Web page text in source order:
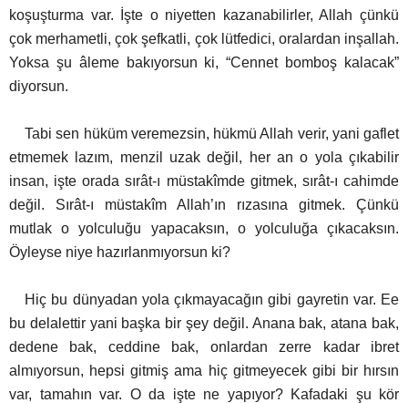
koşuşturma var. İşte o niyetten kazanabilirler, Allah çünkü
çok merhametli, çok şefkatli, çok lütfedici, oralardan inşallah.
Yoksa şu âleme bakıyorsun ki, “Cennet bomboş kalacak”
diyorsun.
Tabi sen hüküm veremezsin, hükmü Allah verir, yani gaflet
etmemek lazım, menzil uzak değil, her an o yola çıkabilir
insan, işte orada sırât-ı müstakîmde gitmek, sırât-ı cahimde
değil. Sırât-ı müstakîm Allah’ın rızasına gitmek. Çünkü
mutlak o yolculuğu yapacaksın, o yolculuğa çıkacaksın.
Öyleyse niye hazırlanmıyorsun ki?
Hiç bu dünyadan yola çıkmayacağın gibi gayretin var. Ee
bu delalettir yani başka bir şey değil. Anana bak, atana bak,
dedene bak, ceddine bak, onlardan zerre kadar ibret
almıyorsun, hepsi gitmiş ama hiç gitmeyecek gibi bir hırsın
var, tamahın var. O da işte ne yapıyor? Kafadaki şu kör